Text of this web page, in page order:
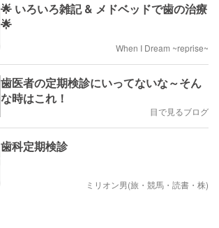
🌟 いろいろ雑記 & メドベッドで歯の治療
🌟
When I Dream ~reprise~
歯医者の定期検診にいってないな～そん
な時はこれ！
目で見るブログ
歯科定期検診
ミリオン男(旅・競馬・読書・株)